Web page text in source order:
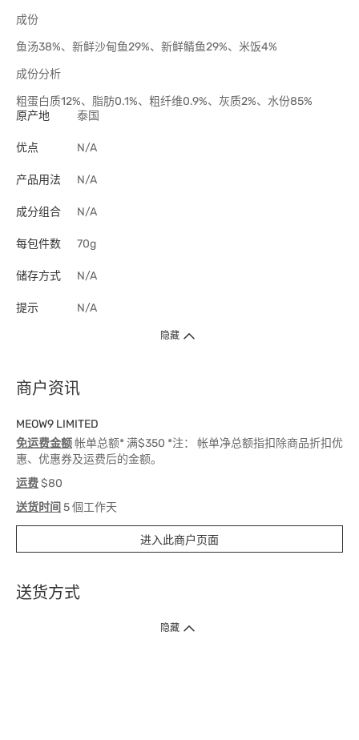
成份
鱼汤38%、新鲜沙甸鱼29%、新鲜鲭鱼29%、米饭4%
成份分析
粗蛋白质12%、脂肪0.1%、粗纤维0.9%、灰质2%、水份85%
原产地
泰国
优点 N/A
产品用法 N/A
成分组合 N/A
每包件数 70g
储存方式 N/A
提示 N/A
隐藏
商户资讯
MEOW9 LIMITED
免运费金额帐单总额* 满$350 *注： 帐单净总额指扣除商品折扣优
惠、优惠券及运费后的金额。
运费$80
送货时间 5 個工作天
进入此商户页面
送货方式
1. 送货到府（受卫生署条例规管产品除外 ）
隐藏